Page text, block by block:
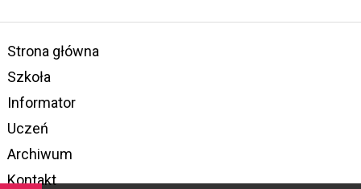
Strona główna
Szkoła
Informator
Uczeń
Archiwum
Kontakt